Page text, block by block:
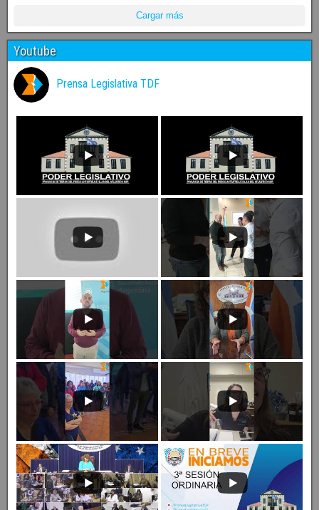
Cargar más
Youtube
Prensa Legislativa TDF